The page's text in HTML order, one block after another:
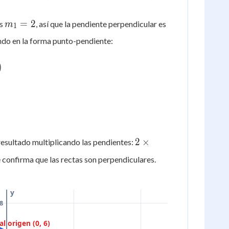
+
1
m_1
m1 = 2 , así que la pendiente perpendicular es
en la forma punto-pendiente:
multiplicando las pendientes: 2 \times
\dfrac{1}
= -1
2 ×
confirma que las rectas son perpendiculares.
8
y
origen (0, 6)